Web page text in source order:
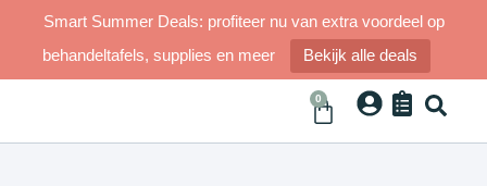
Smart Summer Deals: profiteer nu van extra voordeel op
behandeltafels, supplies en meer
Bekijk alle deals
0